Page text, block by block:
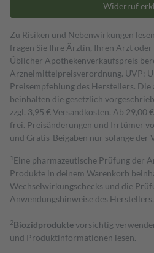
Widerruf
Zu Risiken und Nebenwirkungen
fragen Sie Ihre Ärztin, Ihren Arzt
Üblicher Apothekenverkaufspreis
Arzneimittelpreisverordnung. UVP:
Preisempfehlung des Herstellers. Die
beinhalten die gesetzlich
zzgl. 3,95 € Versandkosten. Ab
frei. Preisänderungen und Irrtümer
und Gratis-Beigaben nur solange der
1 Eine pharmazeutische Prüfung der
Produkte in deinem Warenkorb
Wechselwirkungschecks und die
Anwendungshinweise des Herstellers.
2Biozidproduktevorsichtig
und Produktinformationen lesen.